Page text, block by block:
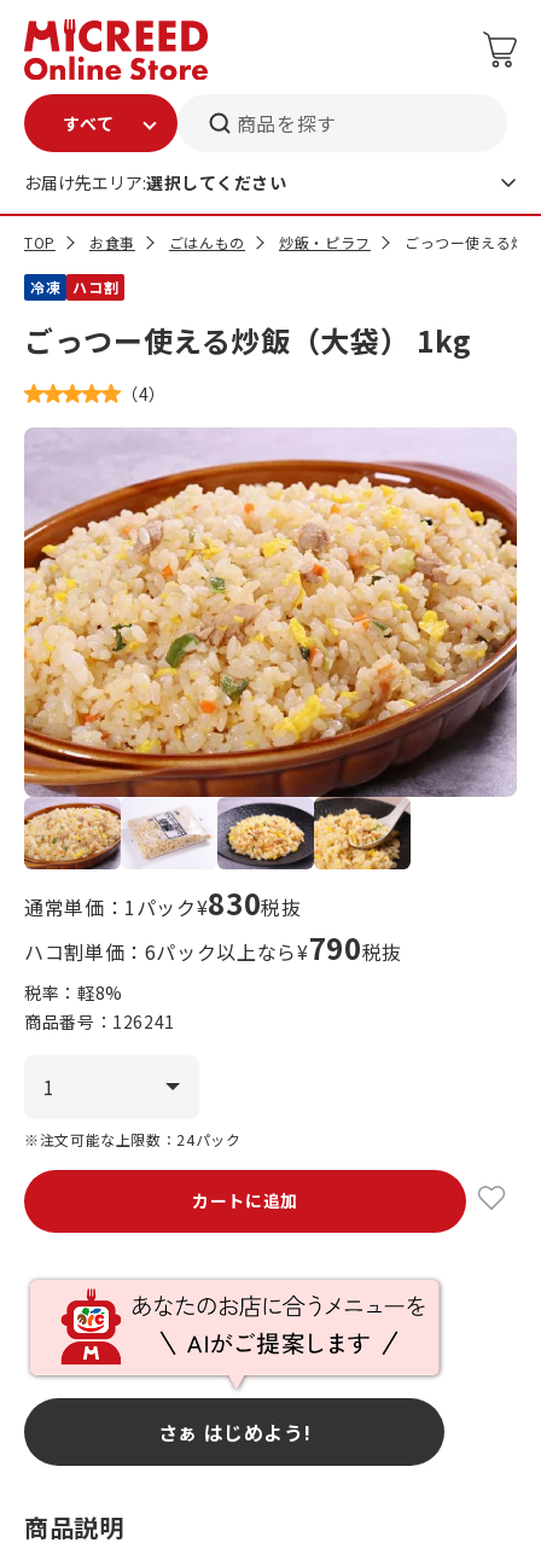
商品を探す
お届け先エリア:選択してください
TOP お食事 ごはんもの 炒飯・ピラフ ごっつー使える炒
冷凍 ハコ割
ごっつー使える炒飯（大袋） 1kg
（4）
通常単価：1パック¥830税抜
ハコ割単価：6パック以上なら¥790税抜
税率：軽8%
商品番号： 126241
※注文可能な上限数：24パック
カートに追加
さぁ はじめよう!
商品説明